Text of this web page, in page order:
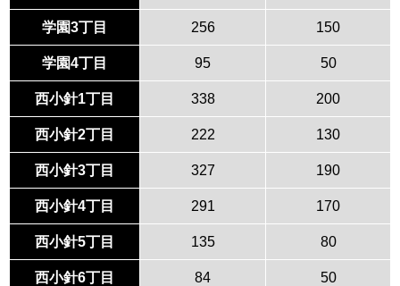
学園3丁目 256 150
学園4丁目 95 50
西小針1丁目 338 200
西小針2丁目 222 130
西小針3丁目 327 190
西小針4丁目 291 170
西小針5丁目 135 80
西小針6丁目 84 50